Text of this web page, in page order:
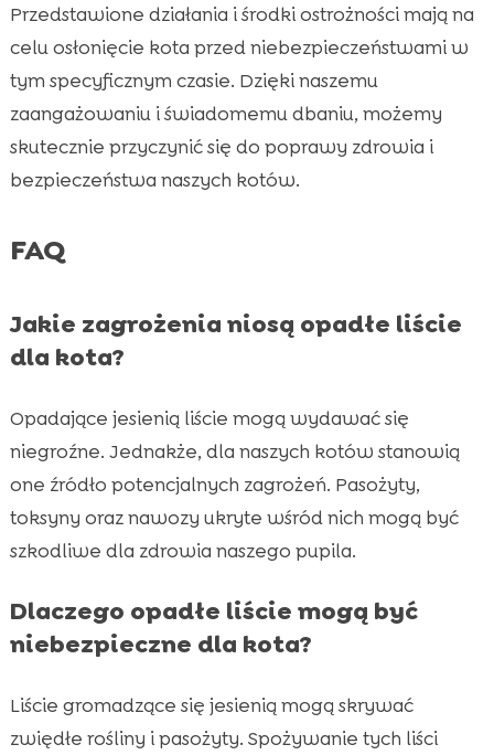
Przedstawione działania i środki ostrożności mają na
celu osłonięcie kota przed niebezpieczeństwami w
tym specyficznym czasie. Dzięki naszemu
zaangażowaniu i świadomemu dbaniu, możemy
skutecznie przyczynić się do poprawy zdrowia i
bezpieczeństwa naszych kotów.
FAQ
Jakie zagrożenia niosą opadłe liście
dla kota?
Opadające jesienią liście mogą wydawać się
niegroźne. Jednakże, dla naszych kotów stanowią
one źródło potencjalnych zagrożeń. Pasożyty,
toksyny oraz nawozy ukryte wśród nich mogą być
szkodliwe dla zdrowia naszego pupila.
Dlaczego opadłe liście mogą być
niebezpieczne dla kota?
Liście gromadzące się jesienią mogą skrywać
zwiędłe rośliny i pasożyty. Spożywanie tych liści